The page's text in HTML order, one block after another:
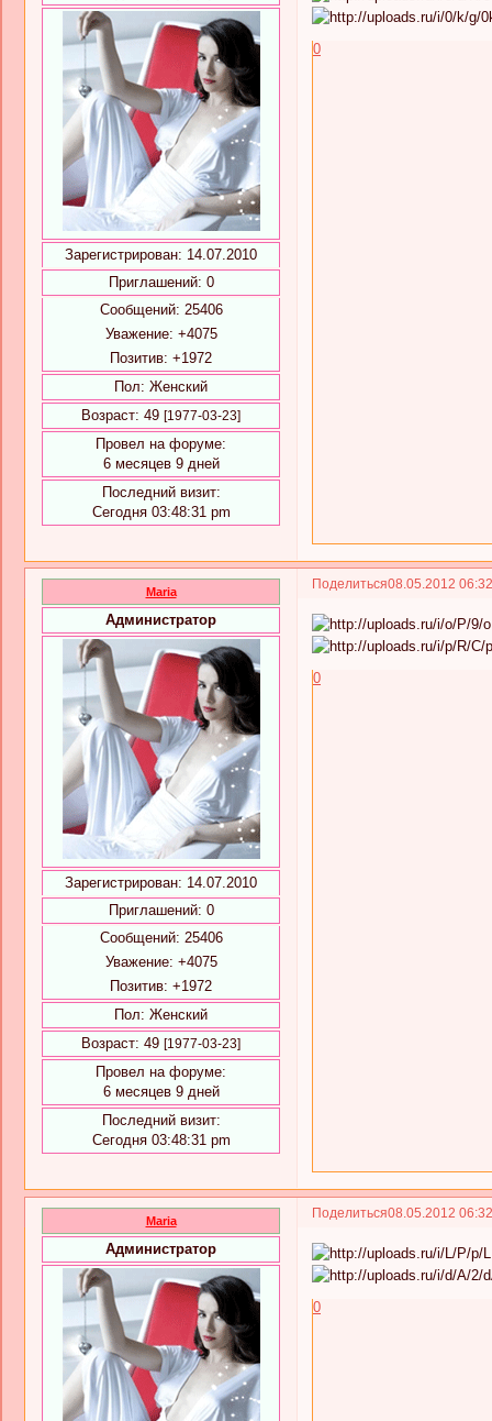
Зарегистрирован: 14.07.2010
Приглашений: 0
Сообщений: 25406
Уважение: +4075
Позитив: +1972
Пол: Женский
Возраст: 49 [1977-03-23]
Провел на форуме:
6 месяцев 9 дней
Последний визит:
Сегодня 03:48:31 pm
0
Поделиться08.05.2012
Maria
Администратор
Зарегистрирован: 14.07.2010
Приглашений: 0
Сообщений: 25406
Уважение: +4075
Позитив: +1972
Пол: Женский
Возраст: 49 [1977-03-23]
Провел на форуме:
6 месяцев 9 дней
Последний визит:
Сегодня 03:48:31 pm
0
Поделиться08.05.2012
Maria
Администратор
0